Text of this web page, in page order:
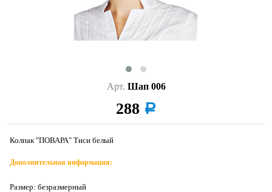
Арт. Шап 006
288 a
Колпак "ПОВАРА" Тиси белый
Дополнительная информация:
Размер: безразмерный